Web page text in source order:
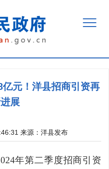
元！洋县招商引资再
展
来源： 洋县发布
年第二季度招商引资